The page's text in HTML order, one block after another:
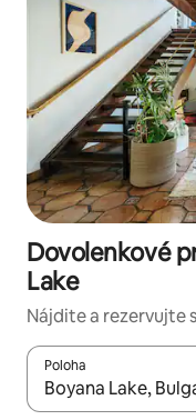
Dovolenkové
Lake
Nájdite a rezervujte
Poloha
Keď budú výsledky